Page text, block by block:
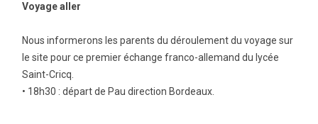
Voyage aller
Nous informerons les parents du déroulement du voyage sur
le site pour ce premier échange franco-allemand du lycée
Saint-Cricq.
• 18h30 : départ de Pau direction Bordeaux.